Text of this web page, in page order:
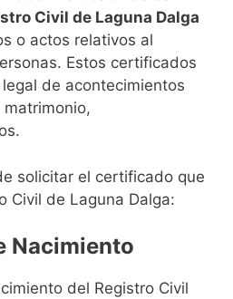
Civil de Laguna Dalga
o actos relativos al
Estos certificados
de acontecimientos
solicitar el certificado que
Civil de Laguna Dalga:
Nacimiento
del Registro Civil